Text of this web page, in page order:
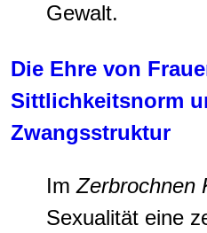
Gewalt.
Die Ehre von
Sittlichkeitsnorm
Zwangsstruktur
ImZerbrochnen
Sexualität eine